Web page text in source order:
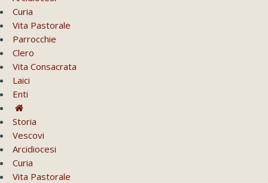
Curia
Vita Pastorale
Parrocchie
Clero
Vita Consacrata
Laici
Enti
Storia
Vescovi
Arcidiocesi
Curia
Vita Pastorale